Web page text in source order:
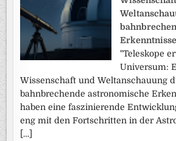
"Teleskope
Universum:
Wissenschaft und Weltanschauung
bahnbrechende astronomische
haben eine faszinierende
eng mit den Fortschritten in der
[…]